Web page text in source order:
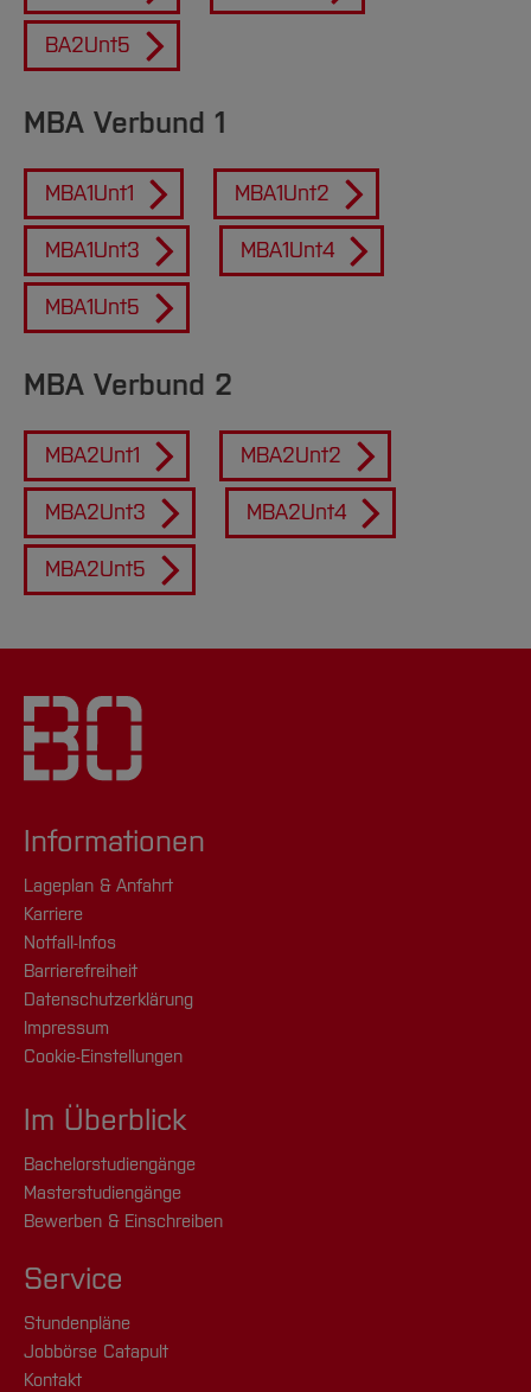
BA2Unt5
MBA Verbund 1
MBA1Unt1 MBA1Unt2
MBA1Unt3 MBA1Unt4
MBA1Unt5
MBA Verbund 2
MBA2Unt1 MBA2Unt2
MBA2Unt3 MBA2Unt4
MBA2Unt5
Informationen
Lageplan & Anfahrt
Karriere
Notfall-Infos
Barrierefreiheit
Datenschutzerklärung
Impressum
Cookie-Einstellungen
Im Überblick
Bachelorstudiengänge
Masterstudiengänge
Bewerben & Einschreiben
Service
Stundenpläne
Jobbörse Catapult
Kontakt